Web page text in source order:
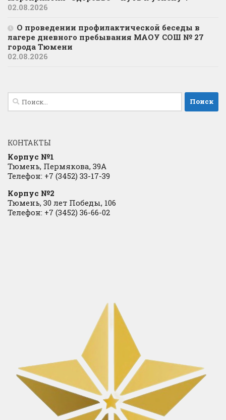
02.08.2026
О проведении профилактической беседы в
лагере дневного пребывания МАОУ СОШ № 27
города Тюмени
02.08.2026
Найти:
КОНТАКТЫ
Корпус №1
Тюмень, Пермякова, 39А
Телефон: +7 (3452) 33-17-39
Корпус №2
Тюмень, 30 лет Победы, 106
Телефон: +7 (3452) 36-66-02